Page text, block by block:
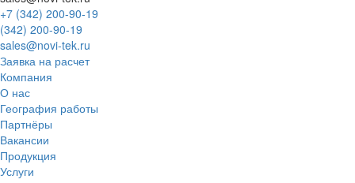
+7 (342) 200-90-19
(342) 200-90-19
sales@novi-tek.ru
Заявка на расчет
Компания
О нас
География работы
Партнёры
Вакансии
Продукция
Услуги